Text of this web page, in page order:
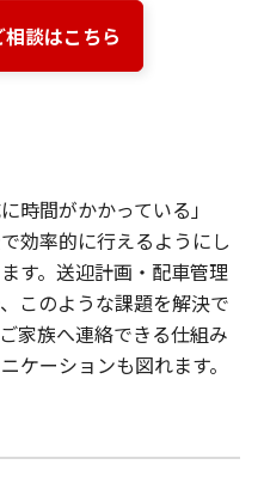
談はこちら
時間がかかっている」
効率的に行えるようにし
す。送迎計画・配車管理
このような課題を解決で
家族へ連絡できる仕組み
ケーションも図れます。